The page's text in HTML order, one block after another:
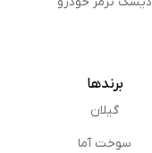
برندها
گیلان
سوخت آما